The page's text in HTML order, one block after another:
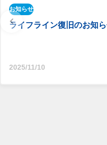
お知らせ
ライフライン復旧のお知
2025/11/10